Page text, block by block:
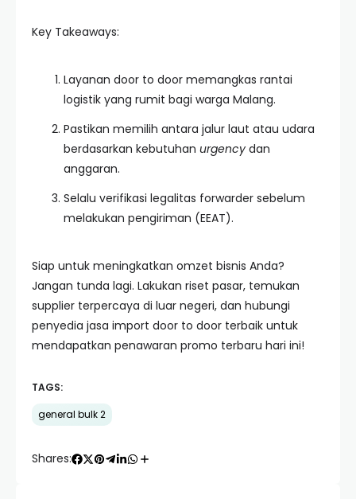
Key Takeaways:
Layanan door to door memangkas rantai
logistik yang rumit bagi warga Malang.
Pastikan memilih antara jalur laut atau udara
berdasarkan kebutuhan urgency dan
anggaran.
Selalu verifikasi legalitas forwarder sebelum
melakukan pengiriman (EEAT).
Siap untuk meningkatkan omzet bisnis Anda?
Jangan tunda lagi. Lakukan riset pasar, temukan
supplier terpercaya di luar negeri, dan hubungi
penyedia jasa import door to door terbaik untuk
mendapatkan penawaran promo terbaru hari ini!
TAGS:
general bulk 2
Shares: